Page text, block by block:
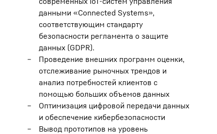
данными «Connected Systems»,
соответствующим стандарту
безопасности регламента о защите
данных (GDPR).
Проведение внешних программ оценки,
отслеживание рыночных трендов и
анализ потребностей клиентов с
помощью больших объемов данных
Оптимизация цифровой передачи данных
и обеспечение кибербезопасности
Вывод прототипов на уровень